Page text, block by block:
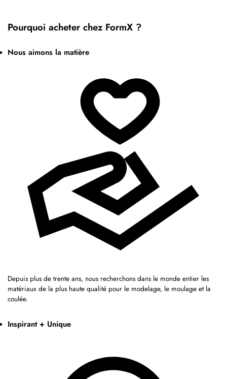
Pourquoi acheter chez FormX ?
Nous aimons la matière
Depuis plus de trente ans, nous recherchons dans le monde entier les
matériaux de la plus haute qualité pour le modelage, le moulage et la
coulée.
Inspirant + Unique